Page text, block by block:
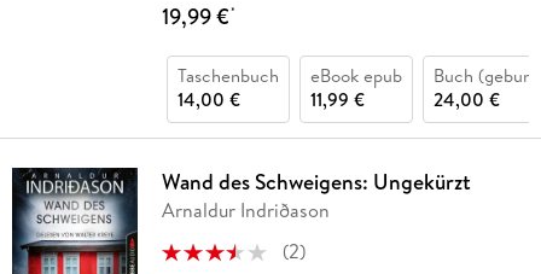
19,99 €*
Taschenbuch
14,00 €
eBook epub
11,99 €
Buch
24,00 €
Wand des Schweigens: Ungekürzt
Arnaldur Indriðason
(2)